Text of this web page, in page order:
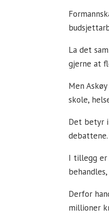
La det
gjerne at
Men
skole,
Det betyr
I tillegg er
Derfor
millioner